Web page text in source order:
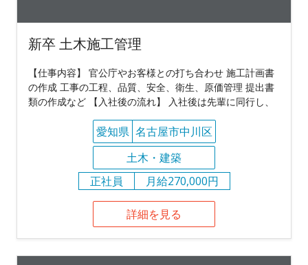
新卒 土木施工管理
【仕事内容】 官公庁やお客様との打ち合わせ 施工計画書
の作成 工事の工程、品質、安全、衛生、原価管理 提出書
類の作成など 【入社後の流れ】 入社後は先輩に同行し、
愛知県 名古屋市中川区
土木・建築
正社員
月給270,000円
詳細を見る